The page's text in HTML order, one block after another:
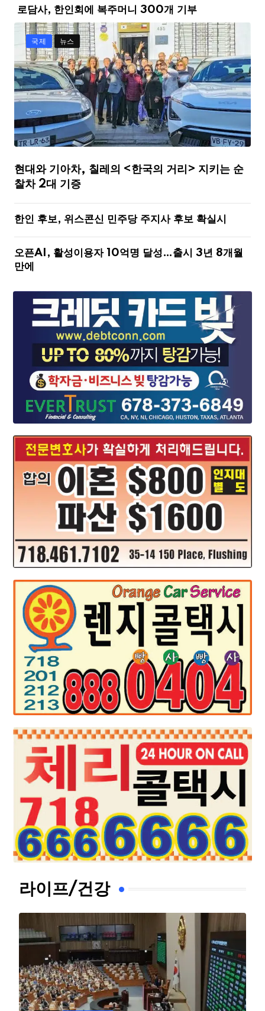
로담사, 한인회에 복주머니 300개 기부
국제 뉴스
현대와 기아차, 칠레의 <한국의 거리> 지키는 순
찰차 2대 기증
한인 후보, 위스콘신 민주당 주지사 후보 확실시
오픈AI, 활성이용자 10억명 달성…출시 3년 8개월
만에
라이프/건강